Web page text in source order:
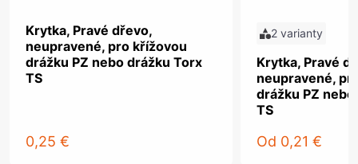
Krytka, Pravé dřevo,
neupravené, pro křížovou
drážku PZ nebo drážku Torx
TS
0,25 €
2 varianty
Krytka, Pravé
neupravené,
drážku PZ
TS
Od 0,21 €